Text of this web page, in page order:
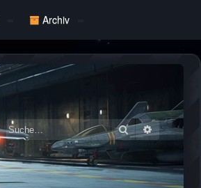
Archiv
Suche Erweiterte